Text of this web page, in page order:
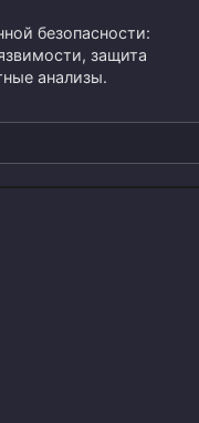
безопасности:
защита
анализы.